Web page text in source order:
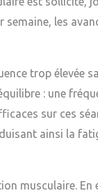
les
trop élevée
: une
sur ces
ainsi la
musculaire.